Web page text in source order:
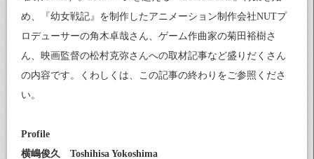
め、『幼女戦記』を制作したアニメーション制作会社NUTプ
ロデューサーの角木卓哉さん、ゲーム作曲家の菊田裕樹さ
ん、映画監督の松村克弥さんへの取材記事など盛りだくさん
の内容です。くわしくは、この記事の終わりをご参照くださ
い。
Profile
横嶋俊久 Toshihisa Yokoshima